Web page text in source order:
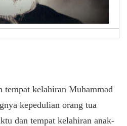
tempat kelahiran Muhammad
kepedulian orang tua
dan tempat kelahiran anak-